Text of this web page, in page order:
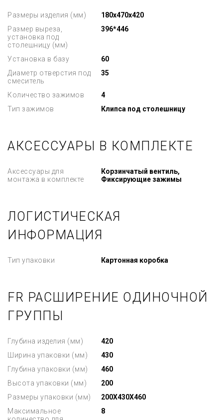
Размеры изделия (мм)
180x470x420
Размер выреза,
установка под
столешницу (мм)
396*446
Установка в базу
60
Диаметр отверстия под
смеситель
35
Количество зажимов
4
Тип зажимов
Клипса под столешницу
АКСЕССУАРЫ В КОМПЛЕКТЕ
Аксессуары для
монтажа в комплекте
Корзинчатый вентиль,
Фиксирующие зажимы
ЛОГИСТИЧЕСКАЯ
ИНФОРМАЦИЯ
Тип упаковки Картонная коробка
FR РАСШИРЕНИЕ ОДИНОЧНОЙ
ГРУППЫ
Глубина изделия (мм)
420
Ширина упаковки (мм)
430
Глубина упаковки (мм)
460
Высота упаковки (мм)
200
Размеры упаковки (мм)
200X430X460
Максимальное
8